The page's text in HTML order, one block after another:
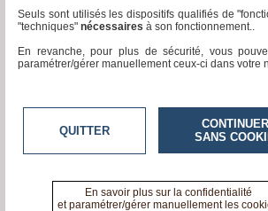
tvlocale.fr
Contactez-nous
A propos de tvlocale.fr
Seuls sont utilisés les dispositifs qualifiés de
"techniques" nécessaires à son fonctionnement..
En revanche, pour plus de sécurité, vous
paramétrer/gérer manuellement ceux-ci dans votre
QUITTER
CONTINUER
SANS
En savoir plus sur la confidentialité
et paramétrer/gérer manuellement les